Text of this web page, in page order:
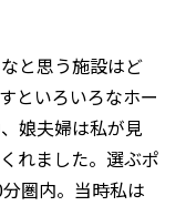
と思う施設はど
といろいろなホー
娘夫婦は私が見
れました。選ぶポ
圏内。当時私は